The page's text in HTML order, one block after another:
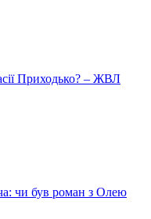
Приходько? – ЖВЛ
чи був роман з Олею